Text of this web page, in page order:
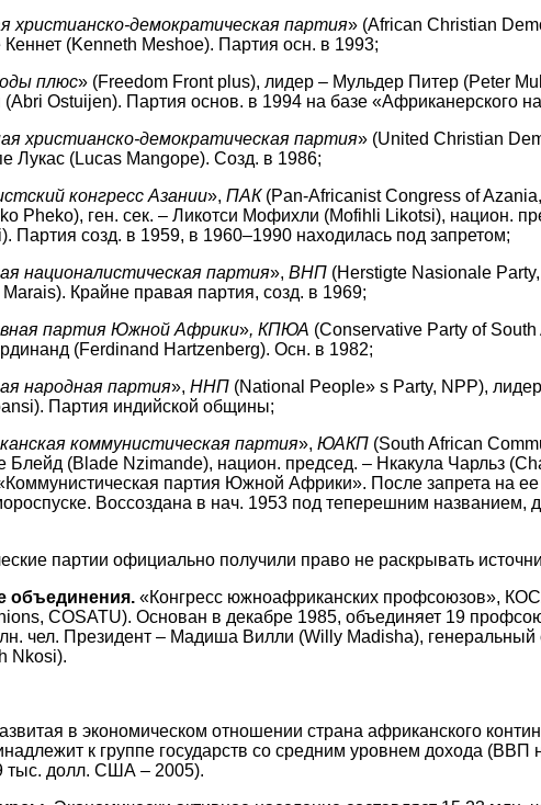
христианско-демократическая партия» (African Christian
(Kenneth Meshoe). Партия осн. в 1993;
плюс» (Freedom Front plus), лидер – Мульдер Питер (Peter
Ostuijen). Партия основ. в 1994 на базе «Африканерского
христианско-демократическая партия» (United Christian
Лукас (Lucas Mangope). Созд. в 1986;
конгресс Азании», ПАК(Pan-Africanist Congress of
Pheko), ген. сек. – Ликотси Мофихли (Mofihli Likotsi), национ.
Партия созд. в 1959, в 1960–1990 находилась под запретом;
националистическая партия», ВНП (Herstigte Nasionale
Крайне правая партия, созд. в 1969;
партия Южной Африки», КПЮА (Conservative Party of
(Ferdinand Hartzenberg). Осн. в 1982;
народная партия», ННП (National People» s Party, NPP),
Партия индийской общины;
коммунистическая партия», ЮАКП (South African
Блейд (Blade Nzimande), национ. председ. – Нкакула Чарльз
партия Южной Африки». После запрета на ее
Воссоздана в нач. 1953 под теперешним названием,
партии официально получили право не раскрывать
объединения. «Конгресс южноафриканских профсоюзов»,
COSATU). Основан в декабре 1985, объединяет 19
чел. Президент – Мадиша Вилли (Willy Madisha), генеральный
Nkosi).
в экономическом отношении страна африканского
к группе государств со средним уровнем дохода (ВВП
тыс. долл. США – 2005).